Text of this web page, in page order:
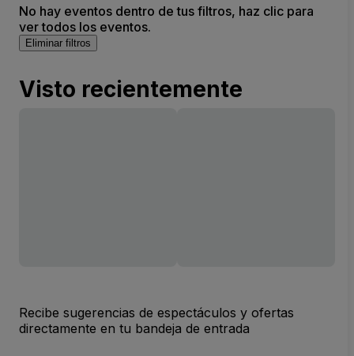
No hay eventos dentro de tus filtros, haz clic para
ver todos los eventos.
Eliminar filtros
Visto recientemente
Recibe sugerencias de espectáculos y ofertas
directamente en tu bandeja de entrada